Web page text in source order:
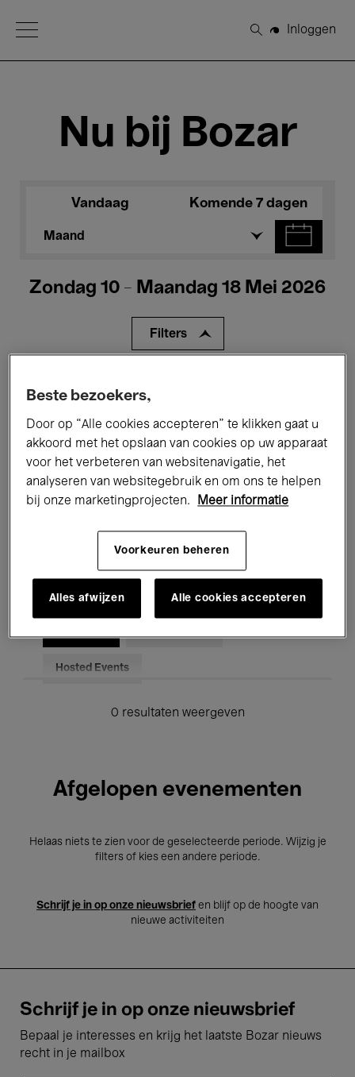
Open Menu
Zoeken
Inloggen
Nu bij Bozar
Vandaag Komende 7 dagen
Maand
Zondag 10 - Maandag 18 Mei 2026
Filters
Tentoonstellingen Films
Performances Lezingen & Debatten
Jazz Klassieke Muziek Global Music
Elektronische Muziek
Voor iedereen Kids’ Palace
Hosted Events
0 resultaten weergeven
Afgelopen evenementen
Helaas niets te zien voor de geselecteerde periode. Wijzig je
filters of kies een andere periode.
Schrijf je in op onze nieuwsbrief en blijf op de hoogte van
nieuwe activiteiten
Schrijf je in op onze nieuwsbrief
Bepaal je interesses en krijg het laatste Bozar nieuws
recht in je mailbox
Beste bezoekers,
Door op “Alle cookies accepteren” te klikken gaat u
akkoord met het opslaan van cookies op uw apparaat
voor het verbeteren van websitenavigatie, het
analyseren van websitegebruik en om ons te helpen
bij onze marketingprojecten.
Meer informatie
Voorkeuren beheren
Alles afwijzen Alle cookies accepteren